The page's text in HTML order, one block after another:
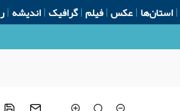
استان‌ها عکس فیلم گرافیک اندیشه